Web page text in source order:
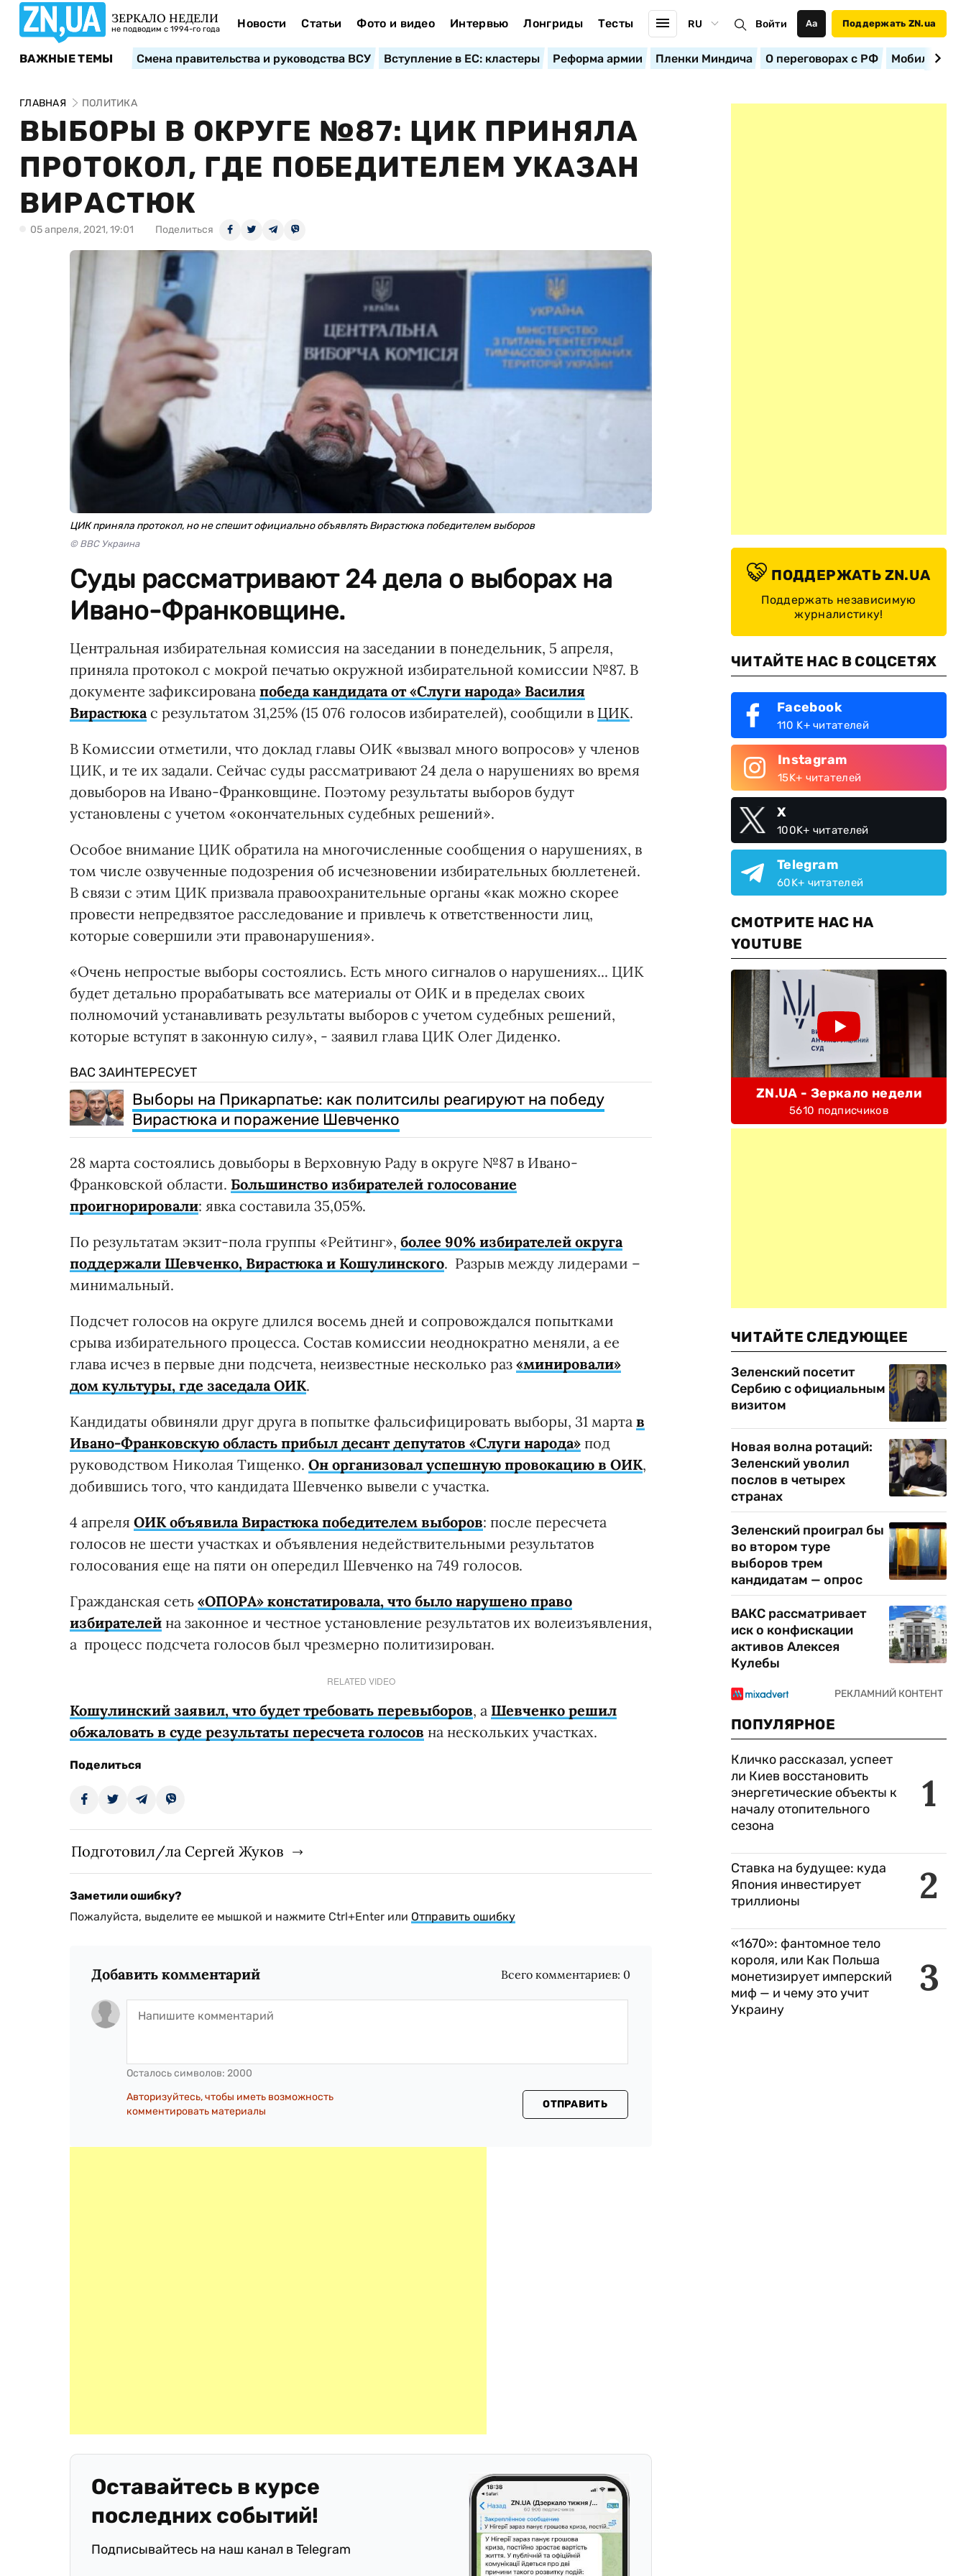
ЗЕРКАЛО НЕДЕЛИ
не подводим с 1994-го года Новости Статьи Фото и видео Интервью Лонгриды Тесты RU Войти Аа Поддержать ZN.ua
ВАЖНЫЕ ТЕМЫ Смена правительства и руководства ВСУ Вступление в ЕС: кластеры Реформа армии Пленки Миндича О переговорах с РФ
ГЛАВНАЯ ПОЛИТИКА
ВЫБОРЫ В ОКРУГЕ №87: ЦИК ПРИНЯЛА
ПРОТОКОЛ, ГДЕ ПОБЕДИТЕЛЕМ УКАЗАН
ВИРАСТЮК
05 апреля, 2021, 19:01 Поделиться
ЦИК приняла протокол, но не спешит официально объявлять Вирастюка победителем выборов
© BBC Украина
Суды рассматривают 24 дела о выборах на
Ивано-Франковщине.
Центральная избирательная комиссия на заседании в понедельник, 5 апреля,
приняла протокол с мокрой печатью окружной избирательной комиссии №87. В
документе зафиксирована победа кандидата от «Слуги народа» Василия
Вирастюкас результатом 31,25% (15 076 голосов избирателей), сообщили в ЦИК.
В Комиссии отметили, что доклад главы ОИК «вызвал много вопросов» у членов
ЦИК, и те их задали. Сейчас суды рассматривают 24 дела о нарушениях во время
довыборов на Ивано-Франковщине. Поэтому результаты выборов будут
установлены с учетом «окончательных судебных решений».
Особое внимание ЦИК обратила на многочисленные сообщения о нарушениях, в
том числе озвученные подозрения об исчезновении избирательных бюллетеней.
В связи с этим ЦИК призвала правоохранительные органы «как можно скорее
провести непредвзятое расследование и привлечь к ответственности лиц,
которые совершили эти правонарушения».
«Очень непростые выборы состоялись. Есть много сигналов о нарушениях... ЦИК
будет детально прорабатывать все материалы от ОИК и в пределах своих
полномочий устанавливать результаты выборов с учетом судебных решений,
которые вступят в законную силу», - заявил глава ЦИК Олег Диденко.
ВАС ЗАИНТЕРЕСУЕТ
Выборы на Прикарпатье: как политсилы реагируют на победу
Вирастюка и поражение Шевченко
28 марта состоялись довыборы в Верховную Раду в округе №87 в Ивано-
Франковской области. Большинство избирателей голосование
проигнорировали: явка составила 35,05%.
По результатам экзит-пола группы «Рейтинг», более 90% избирателей округа
поддержали Шевченко, Вирастюка и Кошулинского. Разрыв между лидерами –
минимальный.
Подсчет голосов на округе длился восемь дней и сопровождался попытками
срыва избирательного процесса. Состав комиссии неоднократно меняли, а ее
глава исчез в первые дни подсчета, неизвестные несколько раз «минировали»
дом культуры, где заседала ОИК.
Кандидаты обвиняли друг друга в попытке фальсифицировать выборы, 31 марта в
Ивано-Франковскую область прибыл десант депутатов «Слуги народа» под
руководством Николая Тищенко. Он организовал успешную провокацию в ОИК,
добившись того, что кандидата Шевченко вывели с участка.
4 апреля ОИК объявила Вирастюка победителем выборов: после пересчета
голосов не шести участках и объявления недействительными результатов
голосования еще на пяти он опередил Шевченко на 749 голосов.
Гражданская сеть «ОПОРА» констатировала, что было нарушено право
избирателей на законное и честное установление результатов их волеизъявления,
а процесс подсчета голосов был чрезмерно политизирован.
RELATED VIDEO
Кошулинский заявил, что будет требовать перевыборов, а Шевченко решил
обжаловать в суде результаты пересчета голосов на нескольких участках.
Поделиться
Подготовил/ла Сергей Жуков
Заметили ошибку?
Пожалуйста, выделите ее мышкой и нажмите Ctrl+Enter или Отправить ошибку
Добавить комментарий Всего комментариев: 0
Осталось символов: 2000
Авторизуйтесь, чтобы иметь возможность
комментировать материалы
ОТПРАВИТЬ
Оставайтесь в курсе
последних событий!
Подписывайтесь на наш канал в Telegram
ПОДДЕРЖАТЬ ZN.UA
Поддержать независимую
журналистику!
ЧИТАЙТЕ НАС В СОЦСЕТЯХ
Facebook
110 K+ читателей
Instagram
15K+ читателей
X
100K+ читателей
Telegram
60K+ читателей
СМОТРИТЕ НАС НА
YOUTUBE
ZN.UA - Зеркало недели
5610 подписчиков
ЧИТАЙТЕ СЛЕДУЮЩЕЕ
Зеленский посетит
Сербию с официальным
визитом
Новая волна ротаций:
Зеленский уволил
послов в четырех
странах
Зеленский проиграл бы
во втором туре
выборов трем
кандидатам — опрос
ВАКС рассматривает
иск о конфискации
активов Алексея
Кулебы
ПОПУЛЯРНОЕ
1
Кличко рассказал, успеет
ли Киев восстановить
энергетические объекты к
началу отопительного
сезона
2
Ставка на будущее: куда
Япония инвестирует
триллионы
3
«1670»: фантомное тело
короля, или Как Польша
монетизирует имперский
миф — и чему это учит
Украину